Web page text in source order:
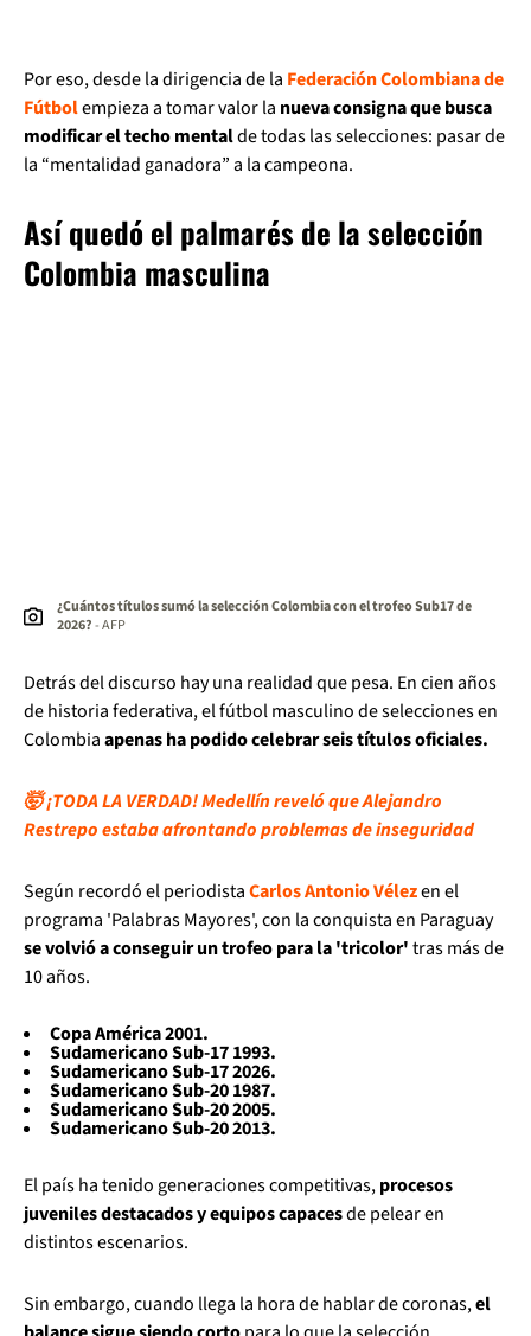
Por eso, desde la dirigencia de la Federación Colombiana de
Fútbolempieza a tomar valor la nueva consigna que busca
modificar el techo mentalde todas las selecciones: pasar de
la “mentalidad ganadora” a la campeona.
Así quedó el palmarés de la selección
Colombia masculina
¿Cuántos títulos sumó la selección Colombia con el trofeo Sub17 de
2026?- AFP
Detrás del discurso hay una realidad que pesa. En cien años
de historia federativa, el fútbol masculino de selecciones en
Colombiaapenas ha podido celebrar seis títulos oficiales.
🤯 ¡TODA LA VERDAD! Medellín reveló que Alejandro
Restrepo estaba afrontando problemas de inseguridad
Según recordó el periodistaCarlos Antonio Vélezen el
programa 'Palabras Mayores', con la conquista en Paraguay
se volvió a conseguir un trofeo para la 'tricolor'tras más de
10 años.
Copa América 2001.
Sudamericano Sub-17 1993.
Sudamericano Sub-17 2026.
Sudamericano Sub-20 1987.
Sudamericano Sub-20 2005.
Sudamericano Sub-20 2013.
El país ha tenido generaciones competitivas,procesos
juveniles destacados y equipos capacesde pelear en
distintos escenarios.
Sin embargo, cuando llega la hora de hablar de coronas,el